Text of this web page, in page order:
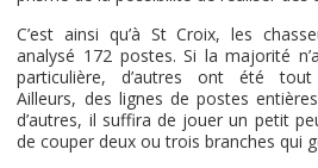
C’est ainsi qu’à St Croix, les
analysé 172 postes. Si la majorité
particulière, d’autres ont été tout
Ailleurs, des lignes de postes
d’autres, il suffira de jouer un petit
de couper deux ou trois branches qui